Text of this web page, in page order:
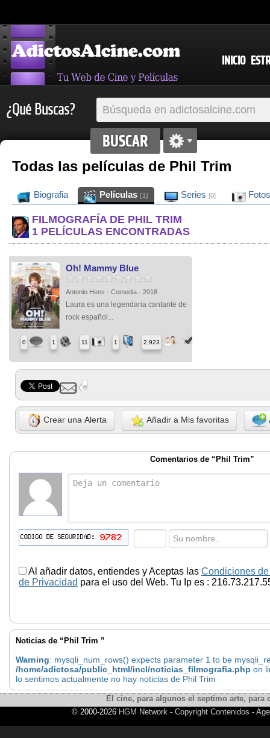
INICIO
¿Qué Buscas?
Todas las películas de Phil Trim
Biografia Películas [1] Series [0]
FILMOGRAFÍA DE PHIL TRIM
1 PELÍCULAS ENCONTRADAS
Oh! Mammy Blue
Antonio Hens - Comedia - 2018
Laura es una legendaria cantante de
rock español...
0 1 11 1 2,923
Crear una Alerta Añadir a Mis favoritas
Comentarios de “Phil Trim”
Al añadir datos, entiendes y Aceptas las Condiciones
de Privacidad para el uso del Web. Tu Ip es :
Noticias de “Phil Trim ”
Warning: mysqli_num_rows() expects parameter 1 to be
/home/adictosa/public_html/incl/noticias_filmografia.php on
lo sentimos actualmente no hay noticias de Phil Trim
El cine, para algunos el septimo arte,
© 2000-2026 HGM Network- Copyright Contenidos -